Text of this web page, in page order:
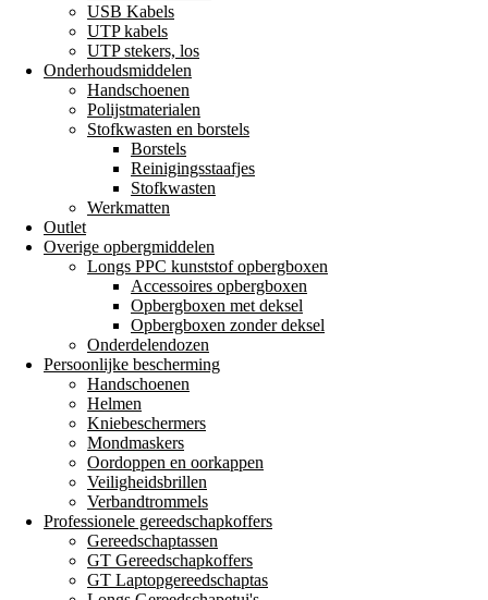
USB Kabels
UTP kabels
UTP stekers, los
Onderhoudsmiddelen
Handschoenen
Polijstmaterialen
Stofkwasten en borstels
Borstels
Reinigingsstaafjes
Stofkwasten
Werkmatten
Outlet
Overige opbergmiddelen
Longs PPC kunststof opbergboxen
Accessoires opbergboxen
Opbergboxen met deksel
Opbergboxen zonder deksel
Onderdelendozen
Persoonlijke bescherming
Handschoenen
Helmen
Kniebeschermers
Mondmaskers
Oordoppen en oorkappen
Veiligheidsbrillen
Verbandtrommels
Professionele gereedschapkoffers
Gereedschaptassen
GT Gereedschapkoffers
GT Laptopgereedschaptas